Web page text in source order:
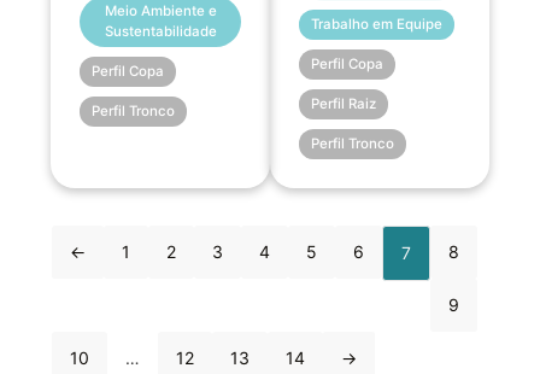
Meio Ambiente e
Sustentabilidade
Perfil Copa
Perfil Tronco
Trabalho em Equipe
Perfil Copa
Perfil Raiz
Perfil Tronco
← 1 2 3 4 5 6 7 8
9
10 … 12 13 14 →